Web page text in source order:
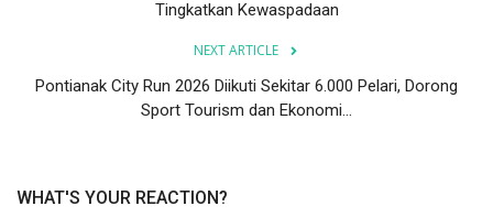
Tingkatkan Kewaspadaan
NEXT ARTICLE
Pontianak City Run 2026 Diikuti Sekitar 6.000 Pelari, Dorong
Sport Tourism dan Ekonomi...
WHAT'S YOUR REACTION?